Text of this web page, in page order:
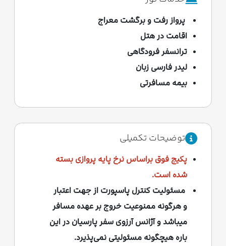
پرواز رفت و برگشت معراج
اقامت در هتل
ترانسفر فرودگاهی
لیدر فارسی زبان
بیمه مسافرتی
توضیحات تکمیلی
پکیج فوق براساس نرخ پایه پروازی بسته
شده است.
مسئولیت کنترل پاسپورت از جهت اعتبار
و هرگونه ممنوعیت خروج بر عهده مسافر
میباشد و آژانس آرزوی سفر پارسیان در این
باره هیچگونه مسئولیتی نمی‌پذیرد.